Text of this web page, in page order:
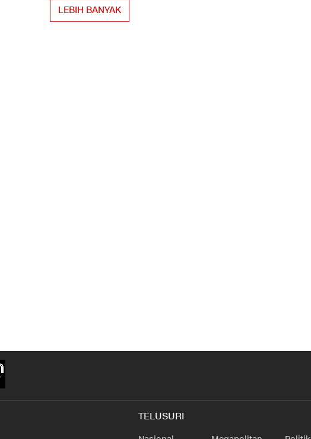
LEBIH BANYAK
TELUSURI